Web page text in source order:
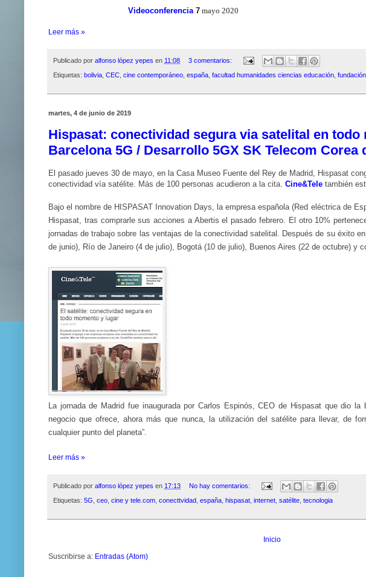
Videoconferencia 7 mayo 2020
Leer más »
Publicado por alfonso lópez yepes en 11:08 3 comentarios:
Etiquetas: bolivia CEC cine contemporáneo españa facultad humanidades ciencias educación
martes, 4 de junio de 2019
Hispasat: conectividad segura via satelital en
Barcelona 5G / Desarrollo 5GX SK Telecom Corea
El pasado jueves 30 de mayo, en la Casa Museo Fuente del Rey de Madrid, Hispasat
conectividad vía satélite. Más de 100 personas acudieron a la cita. Cine&Tele también
Bajo el nombre de HISPASAT Innovation Days, la empresa española (Red eléctrica de
Hispasat, tras comprarle sus acciones a Abertis el pasado febrero. El otro 10%
jornadas de trabajo sobre las ventajas de la conectividad satelital. Después de su éxito
de junio), Río de Janeiro (4 de julio), Bogotá (10 de julio), Buenos Aires (22 de octubre) y
La jornada de Madrid fue inaugurada por Carlos Espinós, CEO de Hispasat que dio
negocio que ofrece, ahora más que nunca, la utilización del satélite para llevar, de
cualquier punto del planeta”.
Leer más »
Publicado por alfonso lópez yepes en 17:13 No hay comentarios:
Etiquetas: 5G ceo cine y tele.com conecttvidad españa hispasat internet satélite tecnologia
Inicio
Suscribirse a: Entradas (Atom)